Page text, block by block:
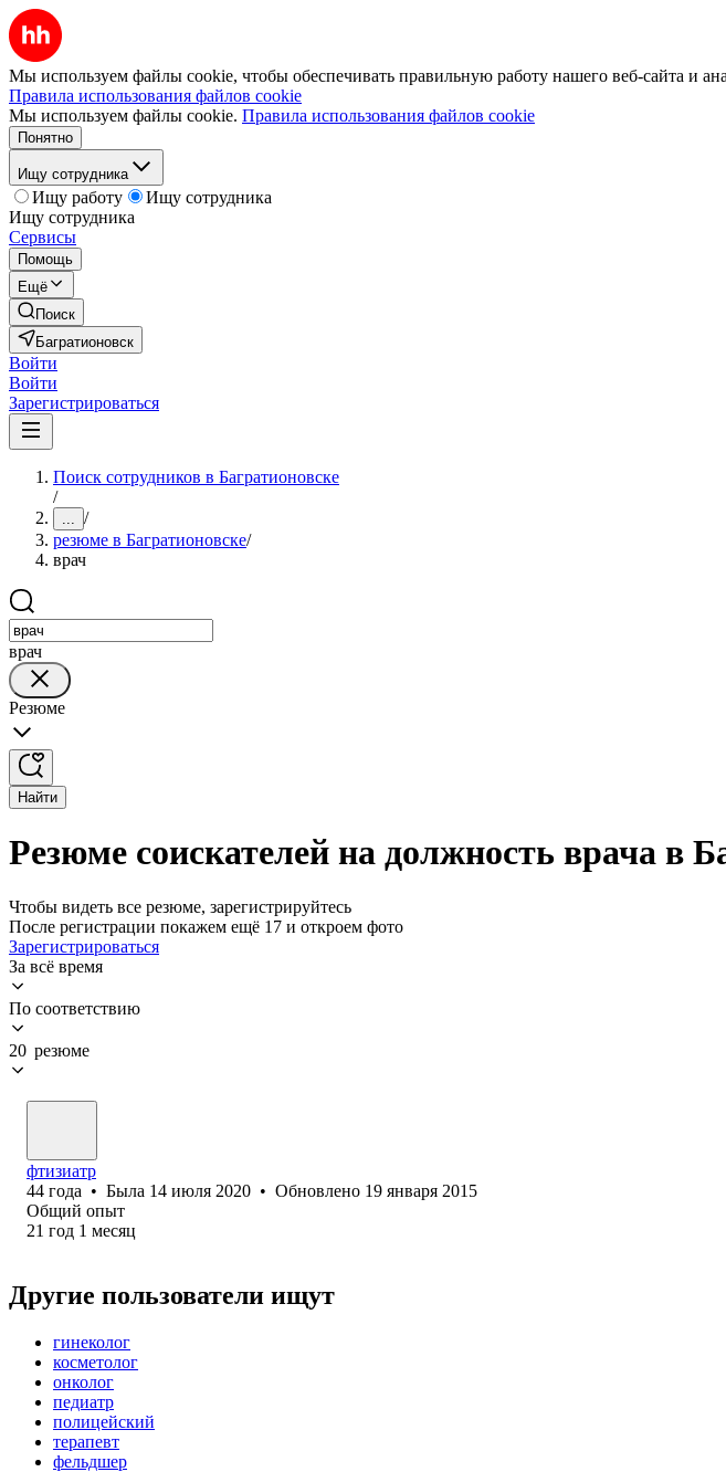
Мы используем файлы cookie, чтобы обеспечивать правильную работу нашего веб-сайта и
Правила использования файлов cookie
Мы используем файлы cookie. Правила использования файлов cookie
Понятно
Ищу сотрудника
Ищу работу
Ищу сотрудника
Ищу сотрудника
Сервисы
Помощь
Ещё
Поиск
Багратионовск
Войти
Войти
Зарегистрироваться
Поиск сотрудников в Багратионовске
/
... /
резюме в Багратионовске/
врач
врач
Резюме
Найти
Резюме соискателей на должность врача в
Чтобы видеть все резюме, зарегистрируйтесь
После регистрации покажем ещё 17 и откроем фото
Зарегистрироваться
За всё время
По соответствию
20 резюме
фтизиатр
44 года • Была 14 июля 2020 • Обновлено 19 января 2015
Общий опыт
21 год 1 месяц
Другие пользователи ищут
гинеколог
косметолог
онколог
педиатр
полицейский
терапевт
фельдшер